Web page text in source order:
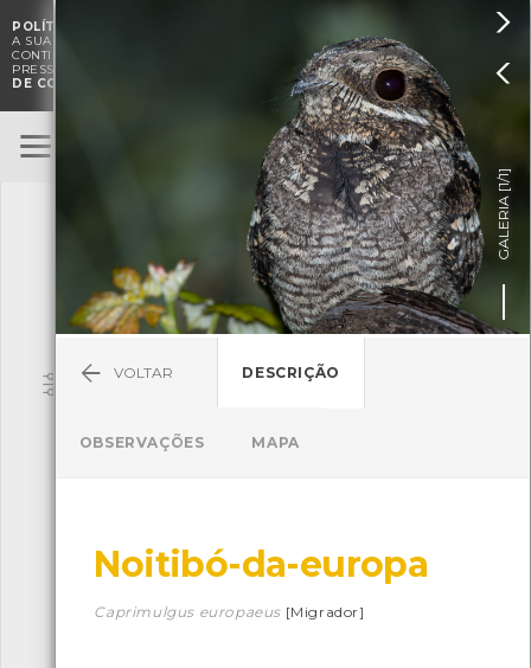
POLÍTICA DE COOKIES
A SUA EXPERIÊNCIA DE NAVEGAÇÃO E PARA FINS ESTATÍSTICOS.
CONTINUAÇÃO DA UTILIZAÇÃO DESTE WEBSITE E SERVIÇOS
PRESSUPÕE A ACEITAÇÃO DA UTILIZAÇÃO DE COOKIES.POLÍTICA
DE COOKIES

ENTRAR
TERMOS DE UTILIZAÇÃO
SUBMETER OBSERVAÇÃO
Pesquisa
Descarregar a app BioRegisto


GALERIA [
1/1
]
VOLTAR DESCRIÇÃO
OBSERVAÇÕES MAPA
Noitibó-da-europa
Caprimulgus europaeus [Migrador]